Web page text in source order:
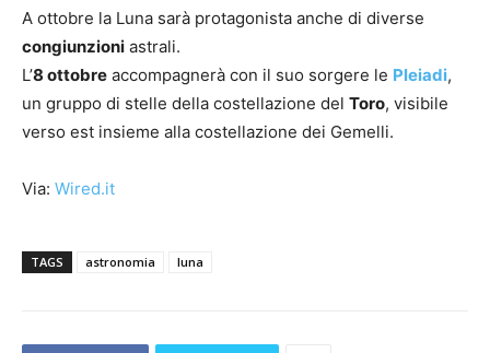
A ottobre la Luna sarà protagonista anche di diverse
congiunzioni astrali.
L’8 ottobre accompagnerà con il suo sorgere le Pleiadi,
un gruppo di stelle della costellazione del Toro, visibile
verso est insieme alla costellazione dei Gemelli.
Via: Wired.it
TAGS astronomia luna